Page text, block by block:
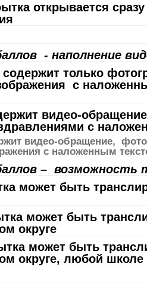
открывается сразу
- наполнение
только
с
видео-
с
видео-обращение,
с наложенным
– возможность
может быть
может быть
округе
может быть
округе, любой школе